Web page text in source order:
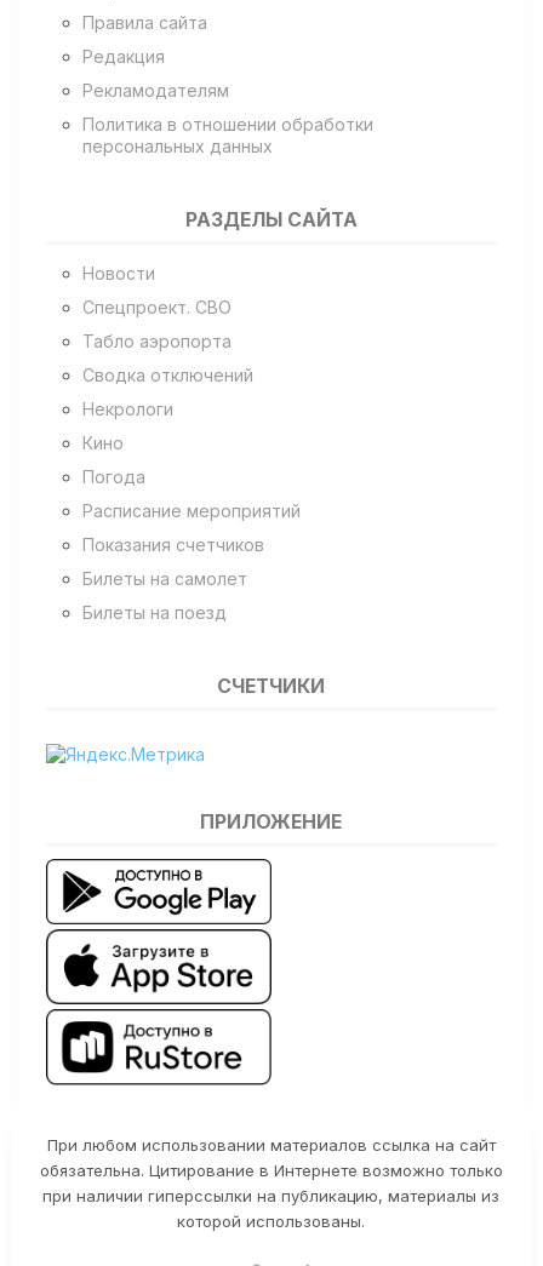
Правила сайта
Редакция
Рекламодателям
Политика в отношении обработки
персональных данных
РАЗДЕЛЫ САЙТА
Новости
Спецпроект. СВО
Табло аэропорта
Сводка отключений
Некрологи
Кино
Погода
Расписание мероприятий
Показания счетчиков
Билеты на самолет
Билеты на поезд
СЧЕТЧИКИ
ПРИЛОЖЕНИЕ
При любом использовании материалов ссылка на сайт
обязательна. Цитирование в Интернете возможно только
при наличии гиперссылки на публикацию, материалы из
которой использованы.